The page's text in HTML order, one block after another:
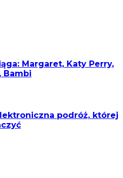
Margaret, Katy Perry,
Bambi
podróż, której